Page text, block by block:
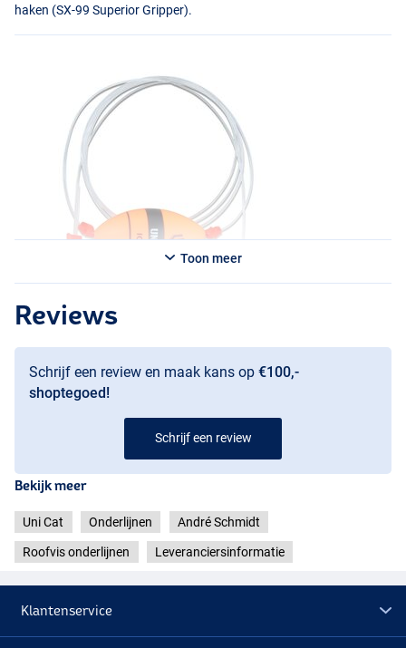
haken (SX-99 Superior Gripper).
Toon meer
Reviews
Schrijf een review en maak kans op €100,-
shoptegoed!
Schrijf een review
Bekijk meer
Uni Cat Onderlijnen André Schmidt
Roofvis onderlijnen Leveranciersinformatie
Klantenservice